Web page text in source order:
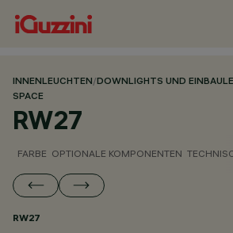
INNENLEUCHTEN/DOWNLIGHTS UND
SPACE
RW27
FARBE OPTIONALE KOMPONENTEN
RW27